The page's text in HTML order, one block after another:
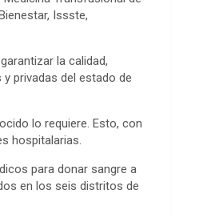
Issste,
la calidad,
privadas del estado de
lo requiere. Esto, con
hospitalarias.
para donar sangre a
en los seis distritos de